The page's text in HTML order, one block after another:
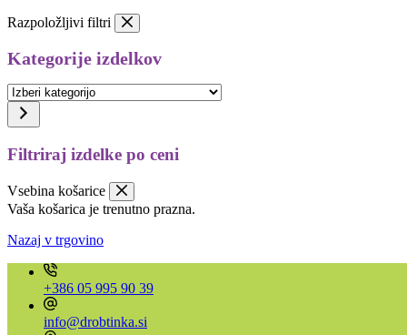
Razpoložljivi filtri
Kategorije izdelkov
Izberi
kategorijo
Filtriraj izdelke po ceni
Vsebina košarice
Vaša košarica je trenutno prazna.
Nazaj v trgovino
+386 05 995 90 39
info@drobtinka.si